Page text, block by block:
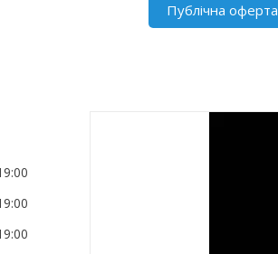
Публічна оферта